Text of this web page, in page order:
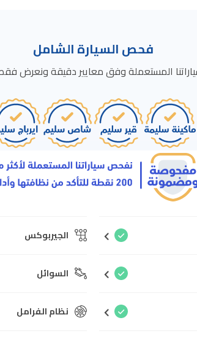
فحص السيارة الشامل
المستعملة وفق معايير دقيقة ونعرض
الجيربوكس
السوائل
نظام الفرامل